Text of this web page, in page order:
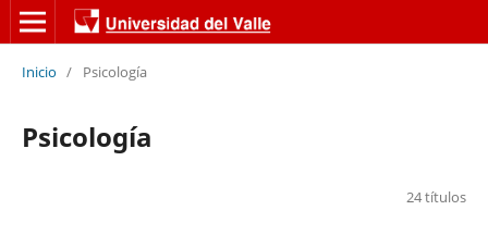
Inicio / Psicología
Psicología
24 títulos